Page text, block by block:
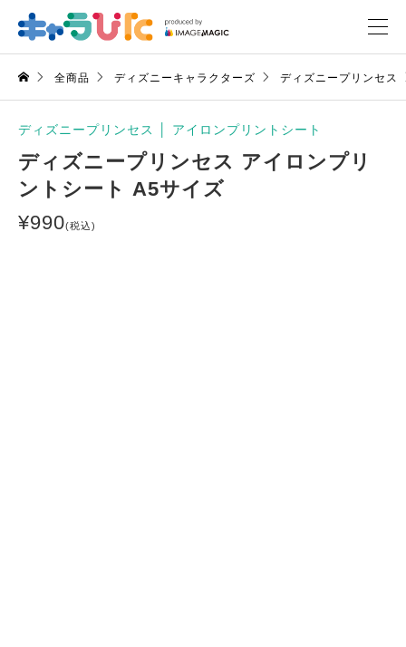
全商品 ディズニーキャラクターズ ディズニープリンセス
ディズニープリンセス アイロンプリントシート
ディズニープリンセス アイロンプリ
ントシート A5サイズ
¥990(税込)